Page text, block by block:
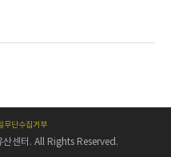
무단수집거부
센터. All Rights Reserved.